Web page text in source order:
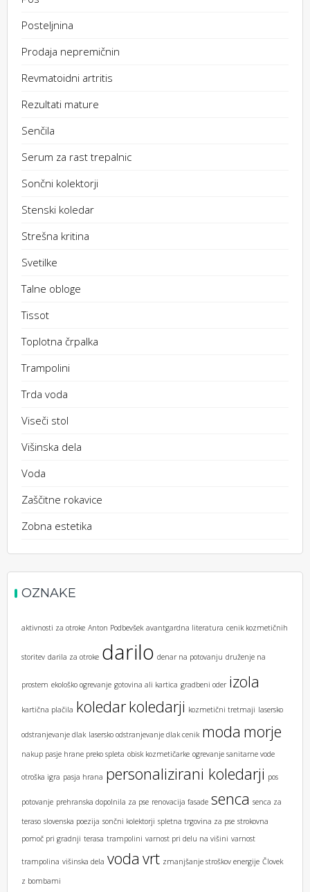
Posteljnina
Prodaja nepremičnin
Revmatoidni artritis
Rezultati mature
Senčila
Serum za rast trepalnic
Sončni kolektorji
Stenski koledar
Strešna kritina
Svetilke
Talne obloge
Tissot
Toplotna črpalka
Trampolini
Trda voda
Viseči stol
Višinska dela
Voda
Zaščitne rokavice
Zobna estetika
OZNAKE
aktivnosti za otroke Anton Podbevšek avantgardna literatura cenik kozmetičnih
storitev darila za otroke darilo denar na potovanju druženje na
prostem ekološko ogrevanje gotovina ali kartica gradbeni oder izola
kartična plačila koledarkoledarji kozmetični tretmaji lasersko
odstranjevanje dlak lasersko odstranjevanje dlak cenik moda morje
nakup pasje hrane preko spleta obisk kozmetičarke ogrevanje sanitarne vode
otroška igra pasja hrana personalizirani koledarji pos
potovanje prehranska dopolnila za pse renovacija fasade senca senca za
teraso slovenska poezija sončni kolektorji spletna trgovina za pse strokovna
pomoč pri gradnji terasa trampolini varnost pri delu na višini varnost
trampolina višinska dela voda vrt zmanjšanje stroškov energije Človek
z bombami